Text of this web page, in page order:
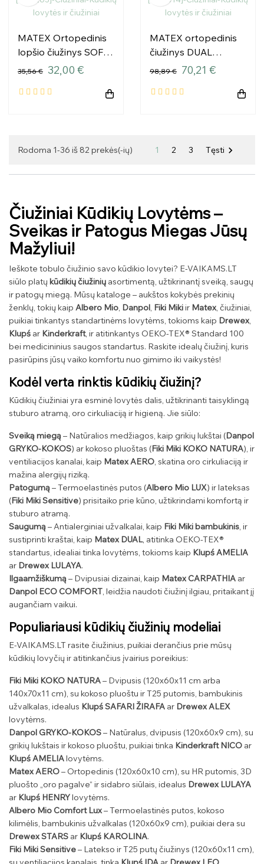
MATEX Ortopedinis
lopšio čiužinys SOFTI
Plus 90x40x4
35,56 € 32,00 €
MATEX ortopedinis
čiužinys DUAL
120X60X10 [TB0314]
98,89 € 70,21 €
Rodoma 1-36 iš 82 prekės(-ių) 1 2 3 Tęsti 
Čiužiniai Kūdikių Lovytėms –
Sveikas ir Patogus Miegas Jūsų
Mažyliui!
Ieškote tobulo čiužinio savo kūdikio lovytei? E-VAIKAMS.LT
siūlo platų kūdikių čiužinių asortimentą, užtikrinantį sveiką, saugų
ir patogų miegą. Mūsų kataloge – aukštos kokybės prekinių
ženklų, tokių kaip Albero Mio, Danpol, Fiki Mikiir Matex, čiužiniai,
puikiai tinkantys standartinėms lovytėms, tokioms kaip Drewex,
Klupś ar Kinderkraft, ir atitinkantys OEKO-TEX® Standard 100
bei medicininius saugos standartus. Raskite idealų čiužinį, kuris
pasirūpins jūsų vaiko komfortu nuo gimimo iki vaikystės!
Kodėl verta rinktis kūdikių čiužinį?
Kūdikių čiužiniai yra esminė lovytės dalis, užtikrinanti taisyklingą
stuburo atramą, oro cirkuliaciją ir higieną. Jie siūlo:
Sveiką miegą– Natūralios medžiagos, kaip grikių lukštai (Danpol
GRYKO-KOKOS) ar kokoso pluoštas (Fiki Miki KOKO NATURA), ir
ventiliacijos kanalai, kaip Matex AERO, skatina oro cirkuliaciją ir
mažina alergijų riziką.
Patogumą– Termoelastinės putos (Albero Mio LUX) ir lateksas
(Fiki Miki Sensitive) prisitaiko prie kūno, užtikrindami komfortą ir
stuburo atramą.
Saugumą– Antialerginiai užvalkalai, kaip Fiki Miki bambukinis, ir
sustiprinti kraštai, kaip Matex DUAL, atitinka OEKO-TEX®
standartus, idealiai tinka lovytėms, tokioms kaip Klupś AMELIA
ar Drewex LULAYA.
Ilgaamžiškumą– Dvipusiai dizainai, kaip Matex CARPATHIA ar
Danpol ECO COMFORT, leidžia naudoti čiužinį ilgiau, pritaikant jį
augančiam vaikui.
Populiariausi kūdikių čiužinių modeliai
E-VAIKAMS.LT rasite čiužinius, puikiai derančius prie mūsų
kūdikių lovyčių ir atitinkančius įvairius poreikius:
Fiki Miki KOKO NATURA– Dvipusis (120x60x11 cm arba
140x70x11 cm), su kokoso pluoštu ir T25 putomis, bambukinis
užvalkalas, idealus Klupś SAFARI ŽIRAFA ar Drewex ALEX
lovytėms.
Danpol GRYKO-KOKOS– Natūralus, dvipusis (120x60x9 cm), su
grikių lukštais ir kokoso pluoštu, puikiai tinka Kinderkraft NICO ar
Klupś AMELIAlovytėms.
Matex AERO– Ortopedinis (120x60x10 cm), su HR putomis, 3D
pluošto „oro pagalve“ ir sidabro siūlais, idealus Drewex LULAYA
ar Klupś HENRYlovytėms.
Albero Mio Comfort Lux– Termoelastinės putos, kokoso
kilimėlis, bambukinis užvalkalas (120x60x9 cm), puikiai dera su
Drewex STARS ar Klupś KAROLINA.
Fiki Miki Sensitive– Latekso ir T25 putų čiužinys (120x60x11 cm),